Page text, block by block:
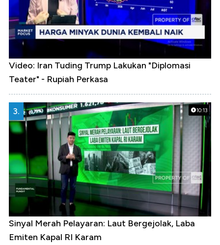
Video: Iran Tuding Trump Lakukan "Diplomasi
Teater" - Rupiah Perkasa
10:13
3.
Sinyal Merah Pelayaran: Laut Bergejolak, Laba
Emiten Kapal RI Karam